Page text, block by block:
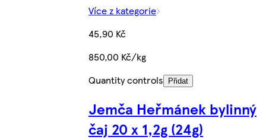
Více z kategorie
45,90 Kč
850,00 Kč/kg
Quantity controls
Přidat
Jemča Heřmánek bylinný
čaj 20 x 1,2g (24g)